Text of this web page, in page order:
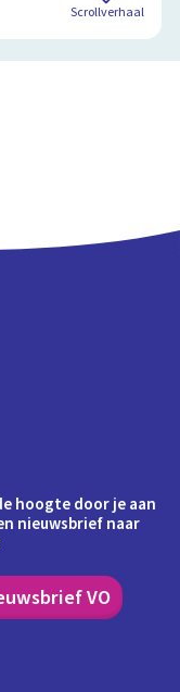
Scrollverhaal
hoogte door je aan
nieuwsbrief naar
VO